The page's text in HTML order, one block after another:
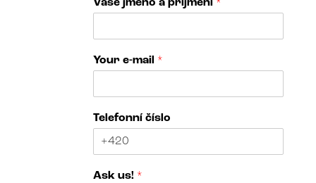
Vaše jméno a příjmení *
Your e-mail *
Telefonní číslo
V
Ask us! *